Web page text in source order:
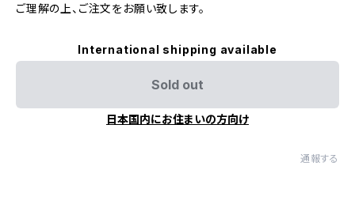
ご理解の上、ご注文をお願い致します。
International shipping available
Sold out
日本国内にお住まいの方向け
通報する